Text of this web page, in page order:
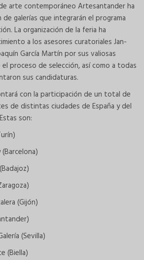
arte contemporáneo Artesantander ha
de galerías que integrarán el programa
La organización de la feria ha
a los asesores curatoriales Jan-
García Martín por sus valiosas
proceso de selección, así como a todas
sus candidaturas.
con la participación de un total de
de distintas ciudades de España y del
son:
(Gijón)
(Sevilla)
(Biella)